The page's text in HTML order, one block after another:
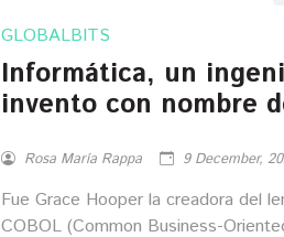
GLOBALBITS
Informática, un
invento con nombre
Rosa María Rappa 9 December,
Fue Grace Hooper la creadora del
COBOL (Common Business-